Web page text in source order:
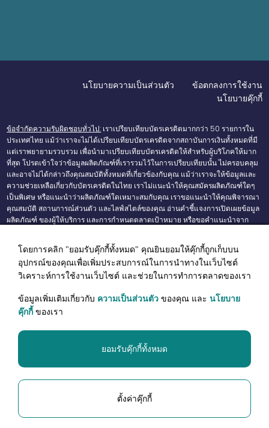
โดยการคลิก "ยอมรับคุ๊กกี้ทั้งหมด" คุณยินยอมให้คุ๊กกี้ถูกเก็บบน
อุปกรณ์ของคุณเพื่อเพิ่มประสบการณ์ในการนำทางในเว็บไซต์
วิเคราะห์การใช้งานเว็บไซต์ และช่วยในการทำการตลาดของเรา
ข้อมูลเพิ่มเติมเกี่ยวกับ ความเป็นส่วนตัว ของคุณ และ นโยบาย
คุ๊กกี้ ของเรา
ยอมรับคุ๊กกี้ทั้งหมด
ตั้งค่าคุ๊กกี้
ข้อตกลงการใช้งาน
นโยบายความเป็นส่วนตัว
นโยบายคุ๊กกี้
ข้อจำกัดความรับผิดชอบทั่วไป: เราเปรียบเทียบบัตรเครดิตมากกว่า 50 รายการใน
ประเทศไทย แม้ว่าเราจะไม่ได้เปรียบเทียบบัตรเครดิตจากสถาบันการเงินทั้งหมดที่มี
แต่เราพยายามรวบรวม เพื่อนำมาเปรียบเทียบบัตรเครดิตให้สำหรับผู้บริโภคให้มาก
ที่สุด โปรดเข้าใจว่าข้อมูลผลิตภัณฑ์ที่เรารวมไว้ในการเปรียบเทียบนั้น ไม่ครอบคลุม
และอาจไม่ได้กล่าวถึงคุณสมบัติทั้งหมดที่เกี่ยวข้องกับคุณ แม้ว่าเราจะให้ข้อมูลและ
ความช่วยเหลือเกี่ยวกับบัตรเครดิตในไทย เราไม่แนะนำให้คุณสมัครผลิตภัณฑ์ใดๆ
เป็นพิเศษ หรือแนะนำว่าผลิตภัณฑ์ใดเหมาะสมกับคุณ เราขอแนะนำให้คุณพิจารณา
คุณสมบัติ สถานการณ์ส่วนตัว และไลฟ์สไตล์ของคุณ อ่านคำชี้แจงการเปิดเผยข้อมูล
ผลิตภัณฑ์ ของผู้ให้บริการ และการกำหนดตลาดเป้าหมาย หรือขอคำแนะนำจาก
ธรรมเนียม และค่าธรรมเนียมอาจเปลี่ยนแปลงได้โดยไม่ต้องแจ้งให้ทราบล่วงหน้า
แม้ว่าจะมีความพยายามตามสมควรเพื่อรักษาข้อมูลที่ถูกต้อง คุณลักษณะบางอย่าง
ของผลิตภัณฑ์ และค่าธรรมเนียมอาจมีการเปลี่ยนแปลงได้ และข้อมูลของเราจะแสดง
โดยไม่มีการรับประกัน ในเว็บไซต์นี้ เราให้ความช่วยเหลือด้านการจัดหาสินเชื่อ และ
การเงินของคุณ อันเป็นผลมาจากลิงก์ขาออกบนเว็บไซต์นี้ เมื่อคุณคลิกที่ปุ่ม 'สมัคร'
คุณจะมีโอกาสตรวจสอบข้อกำหนดและเงื่อนไขของผลิตภัณฑ์การเงิน บนเว็บไซต์
'ดีที่สุด' หรือ 'ยอดนิยม' ไม่ใช่การให้คะแนนผลิตภัณฑ์ และเช่นเดียวกับการใช้เว็บไซต์
ข้อตกลงการใช้งานของเรา
Omyfin
Copyright © 2024, Omyfin. All rights reserved.